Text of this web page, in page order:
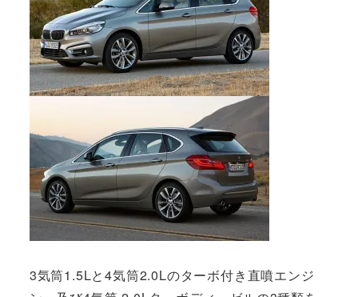
3気筒1.5Lと4気筒2.0Lのターボ付き直噴エンジ